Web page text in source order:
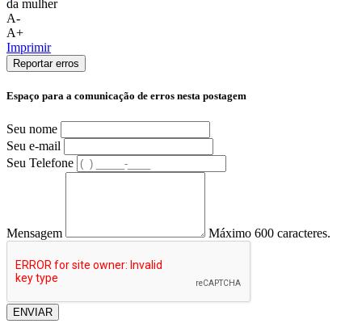
A-
A+
Imprimir
Reportar erros
Espaço para a comunicação de erros nesta postagem
Seu nome
Seu e-mail
Seu Telefone
Mensagem Máximo 600 caracteres.
ENVIAR